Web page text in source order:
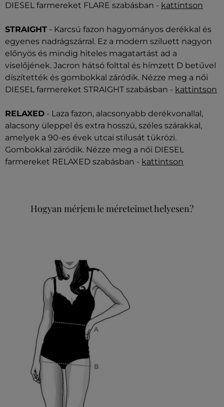
DIESEL farmereket FLARE szabásban - kattintson
STRAIGHT - Karcsú fazon hagyományos derékkal és
egyenes nadrágszárral. Ez a modern sziluett nagyon
előnyös és mindig hiteles magatartást ad a
viselőjének. Jacron hátsó folttal és hímzett D betűvel
díszítették és gombokkal záródik. Nézze meg a női
DIESEL farmereket STRAIGHT szabásban - kattintson
RELAXED - Laza fazon, alacsonyabb derékvonallal,
alacsony üleppel és extra hosszú, széles szárakkal,
amelyek a 90-es évek utcai stílusát tükrözi.
Gombokkal záródik. Nézze meg a női DIESEL
farmereket RELAXED szabásban - kattintson
Hogyan mérjem le méreteimet helyesen?